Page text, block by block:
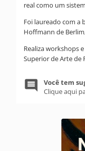
real como um
Foi laureado com a
Hoffmann de
Realiza workshops
Superior de Arte de
Você tem
Clique aqui